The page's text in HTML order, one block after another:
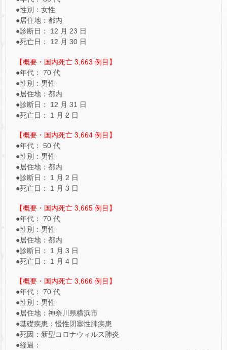
●性別：女性
●居住地：都内
●診断日： 12 月 23 日
●死亡日： 12 月 30 日
【概要・国内死亡 3,663 例目】
●年代： 70 代
●性別：男性
●居住地：都内
●診断日： 12 月 31 日
●死亡日： 1 月 2 日
【概要・国内死亡 3,664 例目】
●年代： 50 代
●性別：男性
●居住地：都内
●診断日： 1 月 2 日
●死亡日： 1 月 3 日
【概要・国内死亡 3,665 例目】
●年代： 70 代
●性別：男性
●居住地：都内
●診断日： 1 月 3 日
●死亡日： 1 月 4 日
【概要・国内死亡 3,666 例目】
●年代： 70 代
●性別：男性
●居住地：神奈川県横浜市
●基礎疾患：慢性閉塞性肺疾患
●死因：新型コロナウィルス肺炎
●経過：